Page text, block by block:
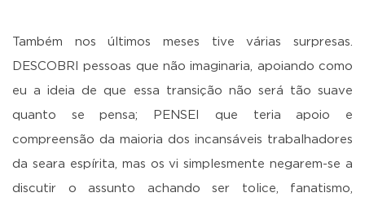
Também nos últimos meses tive várias surpresas.
DESCOBRI pessoas que não imaginaria, apoiando como
eu a ideia de que essa transição não será tão suave
quanto se pensa; PENSEI que teria apoio e
compreensão da maioria dos incansáveis trabalhadores
da seara espírita, mas os vi simplesmente negarem-se a
discutir o assunto achando ser tolice, fanatismo,